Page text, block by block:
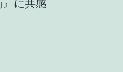
に共感